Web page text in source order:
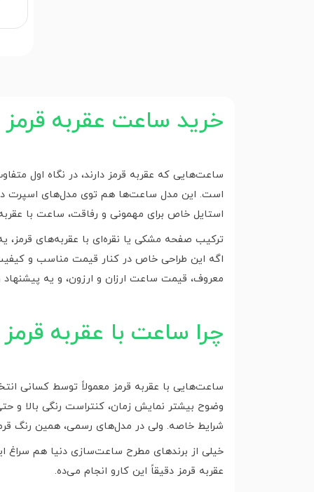
خرید ساعت عقربه قرمز
ساعت‌هایی که عقربه قرمز دارند، در نگاه اول
است. این مدل ساعت‌ها هم توی مدل‌های اسپرت
استایل خاص برای مهمونی و رفاقت، ساعت با
ترکیب صفحه مشکی یا نقره‌ای با عقربه‌های قرمز،
اگه این طراحی خاص در کنار قیمت مناسب و کیفیت
معروف، قیمت ساعت ارزان و ارزون، و یه پیشنهاد
چرا ساعت با عقربه
ساعت‌هایی با عقربه قرمز معمولاً توسط کسانی
وضوح بیشتر نمایش زمان، کنتراست رنگی بالا و
شرایط خاصه. ولی در مدل‌های رسمی، همین رنگ
خیلی از برندهای مطرح ساعت‌سازی دنیا هم
عقربه قرمز دقیقاً این کارو انجام می‌ده.